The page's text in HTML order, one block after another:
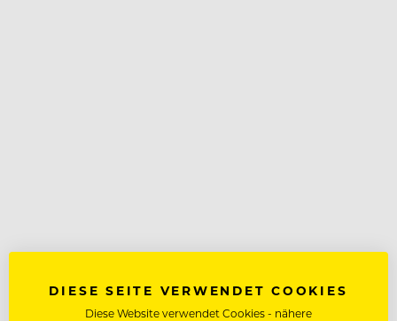
DIESE SEITE VERWENDET COOKIES
Diese Website verwendet Cookies - nähere